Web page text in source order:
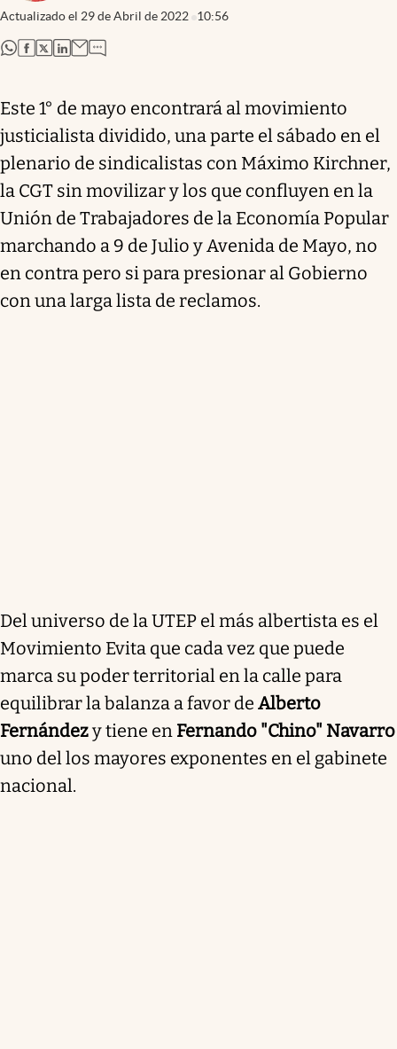
Actualizado el 29 de Abril de 2022 10:56
abre en nueva pestaña
abre en nueva pestaña
abre en nueva pestaña
abre en nueva pestaña
Este 1° de mayo encontrará al movimiento
justicialista dividido, una parte el sábado en el
plenario de sindicalistas con Máximo Kirchner,
la CGT sin movilizar y los que confluyen en la
Unión de Trabajadores de la Economía Popular
marchando a 9 de Julio y Avenida de Mayo, no
en contra pero si para presionar al Gobierno
con una larga lista de reclamos.
Del universo de la UTEP el más albertista es el
Movimiento Evita que cada vez que puede
marca su poder territorial en la calle para
equilibrar la balanza a favor de Alberto
Fernándezy tiene en Fernando "Chino" Navarro
uno del los mayores exponentes en el gabinete
nacional.